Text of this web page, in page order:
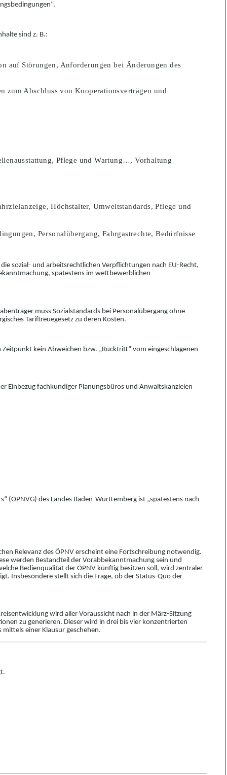
sind z. B.:
auf Störungen, Anforderungen bei Änderungen des
zum Abschluss von Kooperationsverträgen und
Pflege und Wartung…, Vorhaltung
Höchstalter, Umweltstandards, Pflege und
Personalübergang, Fahrgastrechte, Bedürfnisse
sozial- und arbeitsrechtlichen Verpflichtungen nach EU-Recht,
, spätestens im wettbewerblichen
muss Sozialstandards bei Personalübergang ohne
Tariftreuegesetz zu deren Kosten.
Zeitpunkt kein Abweichen bzw. „Rücktritt“ vom eingeschl agenen
Einbezug fachkundiger Planungsbüros und Anwaltskanzleien
“ (ÖPNVG) des Landes Baden-Württemberg ist „spätestens nach
Relevanz des ÖPNV erscheint eine Fortschreibung notwendig.
werden Bestandteil der Vorabbekanntmachung sein und
Bedienqualität der ÖPNV künftig besitzen soll, wird zentraler
Insbesondere stellt sich die Frage, ob der Status-Quo der
wird aller Voraussicht nach in der März-Sitzung
zu generieren. Dieser wird in drei bis vier konzentrierten
mittels einer Klausur geschehen.